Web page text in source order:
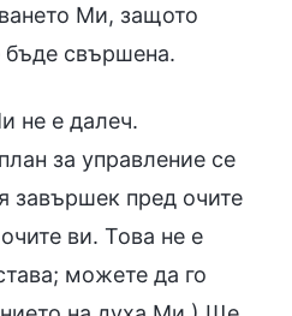
Ми, защото
свършена.
не е далеч.
за управление се
завършек пред очите
ви. Това не е
можете да го